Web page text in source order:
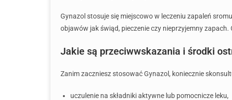
Gynazol stosuje się miejscowo w leczeniu zapaleń
objawów jak świąd, pieczenie czy nieprzyjemny
Jakie są przeciwwskazania i środki
Zanim zaczniesz stosować Gynazol, koniecznie
uczulenie na składniki aktywne lub pomocnicze leku,